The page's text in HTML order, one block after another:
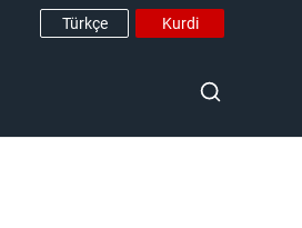
Türkçe Kurdi